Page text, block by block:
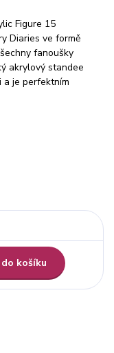
Figure 15
Diaries ve formě
fanoušky
akrylový standee
a je perfektním
košíku